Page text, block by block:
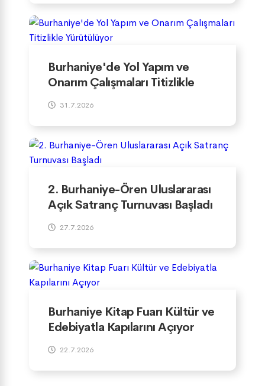
Burhaniye'de Yol Yapım ve
Onarım Çalışmaları Titizlikle
Yürütülüyor
31.7.2026
2. Burhaniye-Ören Uluslararası
Açık Satranç Turnuvası Başladı
27.7.2026
Burhaniye Kitap Fuarı Kültür ve
Edebiyatla Kapılarını Açıyor
22.7.2026